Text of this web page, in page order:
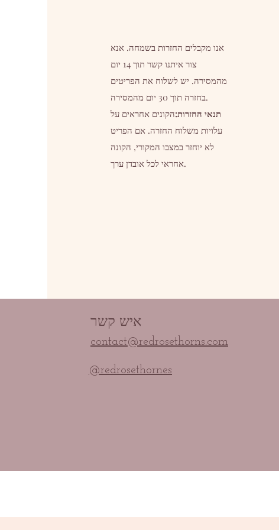
אנו מקבלים החזרות בשמחה. אנא
צור איתנו קשר תוך 14 יום
מהמסירה. יש לשלוח את הפריטים
בחזרה תוך 30 יום מהמסירה.
תנאי החזרות:הקונים אחראים על
עלויות משלוח החזרה. אם הפריט
לא יוחזר במצבו המקורי, הקונה
אחראי לכל אובדן ערך.
איש קשר
contact@redrosethorns.com
@redrosethornes